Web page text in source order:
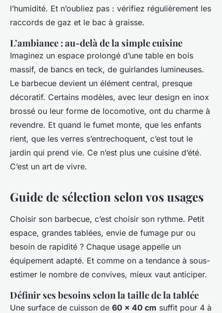
l’humidité. Et n’oubliez pas : vérifiez régulièrement les
raccords de gaz et le bac à graisse.
L’ambiance : au-delà de la simple cuisine
Imaginez un espace prolongé d’une table en bois
massif, de bancs en teck, de guirlandes lumineuses.
Le barbecue devient un élément central, presque
décoratif. Certains modèles, avec leur design en inox
brossé ou leur forme de locomotive, ont du charme à
revendre. Et quand le fumet monte, que les enfants
rient, que les verres s’entrechoquent, c’est tout le
jardin qui prend vie. Ce n’est plus une cuisine d’été.
C’est un art de vivre.
Guide de sélection selon vos usages
Choisir son barbecue, c’est choisir son rythme. Petit
espace, grandes tablées, envie de fumage pur ou
besoin de rapidité ? Chaque usage appelle un
équipement adapté. Et comme on a tendance à sous-
estimer le nombre de convives, mieux vaut anticiper.
Définir ses besoins selon la taille de la tablée
Une surface de cuisson de 60 x 40 cm suffit pour 4 à